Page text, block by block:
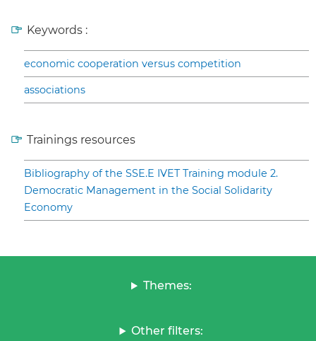
Keywords :
economic cooperation versus competition
associations
Trainings resources
Bibliography of the SSE.E IVET Training module 2.
Democratic Management in the Social Solidarity
Economy
Themes:
Other filters: